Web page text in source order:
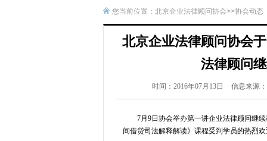
您当前位置： 北京企业法律顾问协会>>协会动态
北京企业法律顾问协会
法律顾问
时间：2016年07月13日 信息来源
7月9日协会举办第一讲企业法律顾问继
间借贷司法解释解读》课程受到学员的热烈